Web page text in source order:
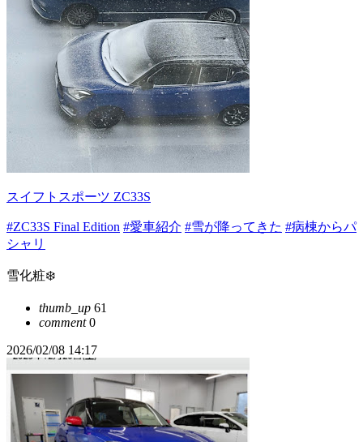
スイフトスポーツ ZC33S
#ZC33S Final Edition #愛車紹介 #雪が降ってきた #病棟からパ
シャリ
雪化粧❄️
thumb_up 61
comment0
2026/02/08 14:17